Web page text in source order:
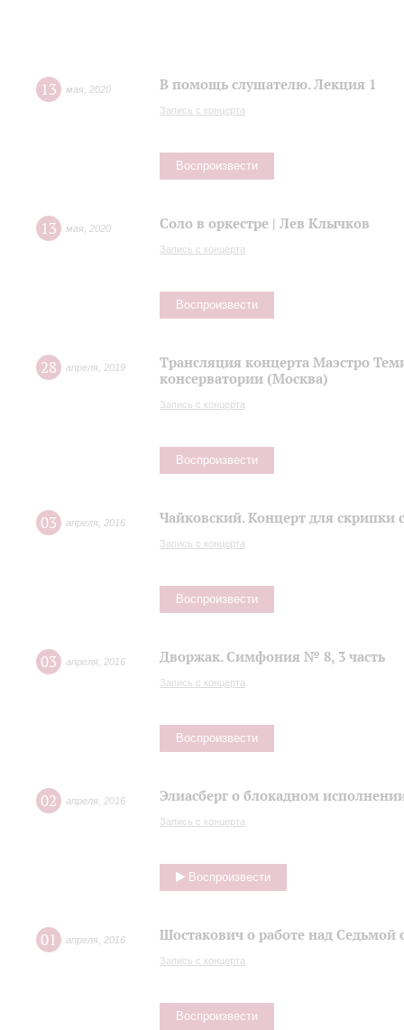
13 мая 2020 В помощь слушателю. Лекция 1
Запись с концерта
Воспроизвести
13 мая 2020 Соло в оркестре | Лев Клычков
Запись с концерта
Воспроизвести
28 апреля 2019
Трансляция концерта Маэстро
консерватории (Москва)
Запись с концерта
Воспроизвести
03 апреля 2016 Чайковский. Концерт для скрипки
Запись с концерта
Воспроизвести
03 апреля 2016 Дворжак. Симфония № 8, 3 часть
Запись с концерта
Воспроизвести
02 апреля 2016 Элиасберг о блокадном
Запись с концерта
Воспроизвести
01 апреля 2016 Шостакович о работе над
Запись с концерта
Воспроизвести